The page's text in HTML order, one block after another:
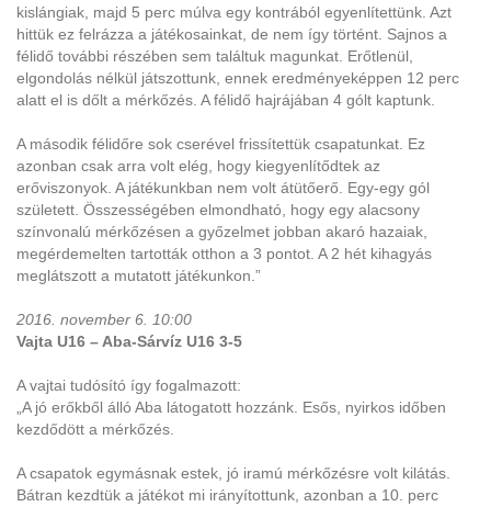
kislángiak, majd 5 perc múlva egy kontrából egyenlítettünk. Azt
hittük ez felrázza a játékosainkat, de nem így történt. Sajnos a
félidő további részében sem találtuk magunkat. Erőtlenül,
elgondolás nélkül játszottunk, ennek eredményeképpen 12 perc
alatt el is dőlt a mérkőzés. A félidő hajrájában 4 gólt kaptunk.
A második félidőre sok cserével frissítettük csapatunkat. Ez
azonban csak arra volt elég, hogy kiegyenlítődtek az
erőviszonyok. A játékunkban nem volt átütőerő. Egy-egy gól
született. Összességében elmondható, hogy egy alacsony
színvonalú mérkőzésen a győzelmet jobban akaró hazaiak,
megérdemelten tartották otthon a 3 pontot. A 2 hét kihagyás
meglátszott a mutatott játékunkon.”
2016. november 6. 10:00
Vajta U16 – Aba-Sárvíz U16 3-5
A vajtai tudósító így fogalmazott:
„A jó erőkből álló Aba látogatott hozzánk. Esős, nyirkos időben
kezdődött a mérkőzés.
A csapatok egymásnak estek, jó iramú mérkőzésre volt kilátás.
Bátran kezdtük a játékot mi irányítottunk, azonban a 10. perc